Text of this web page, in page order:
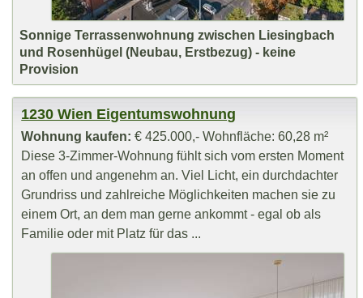
Sonnige Terrassenwohnung zwischen Liesingbach
und Rosenhügel (Neubau, Erstbezug) - keine
Provision
1230 Wien Eigentumswohnung
Wohnung kaufen: € 425.000,- Wohnfläche: 60,28 m²
Diese 3-Zimmer-Wohnung fühlt sich vom ersten Moment
an offen und angenehm an. Viel Licht, ein durchdachter
Grundriss und zahlreiche Möglichkeiten machen sie zu
einem Ort, an dem man gerne ankommt - egal ob als
Familie oder mit Platz für das ...